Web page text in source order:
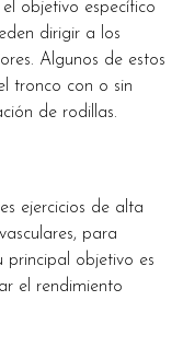
objetivo específico
dirigir a los
Algunos de estos
tronco con o sin
de rodillas.
ejercicios de alta
para
principal objetivo es
el rendimiento